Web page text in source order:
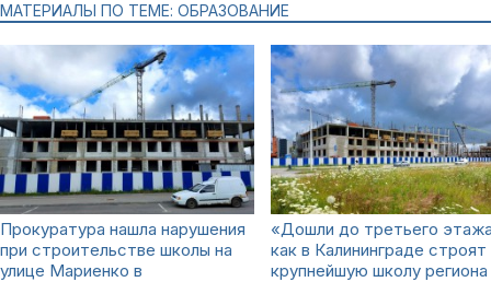
МАТЕРИАЛЫ ПО ТЕМЕ: ОБРАЗОВАНИЕ
Прокуратура нашла нарушения
при строительстве школы на
улице Мариенко в
«Дошли до третьего
как в Калининграде строят
крупнейшую школу региона